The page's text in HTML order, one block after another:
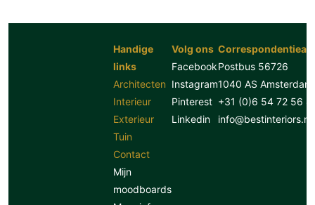
Handige
links
Architecten
Interieur
Exterieur
Tuin
Contact
Mijn
moodboards
Volg ons
Facebook
Instagram
Pinterest
Linkedin
Postbus 56726
1040 AS Amsterdam
+31 (0)6 54 72 56
info@bestinteriors.nl